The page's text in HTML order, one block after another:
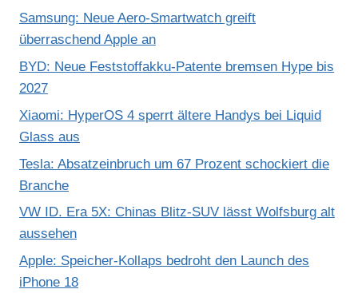
Samsung: Neue Aero-Smartwatch greift
überraschend Apple an
BYD: Neue Feststoffakku-Patente bremsen Hype bis
2027
Xiaomi: HyperOS 4 sperrt ältere Handys bei Liquid
Glass aus
Tesla: Absatzeinbruch um 67 Prozent schockiert die
Branche
VW ID. Era 5X: Chinas Blitz-SUV lässt Wolfsburg alt
aussehen
Apple: Speicher-Kollaps bedroht den Launch des
iPhone 18